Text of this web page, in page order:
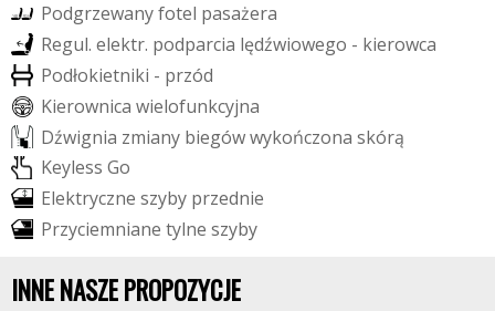
Podgrzewanyfotel pasażera
Regul. elektr. podparcia lędźwiowego - kierowca
Podłokietniki - przód
Kierownica wielofunkcyjna
Dźwignia zmiany biegówwykończona skórą
Keyless Go
Elektryczne szyby przednie
Przyciemniane tylne szyby
INNE NASZE PROPOZYCJE